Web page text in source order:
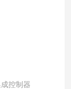
控制器